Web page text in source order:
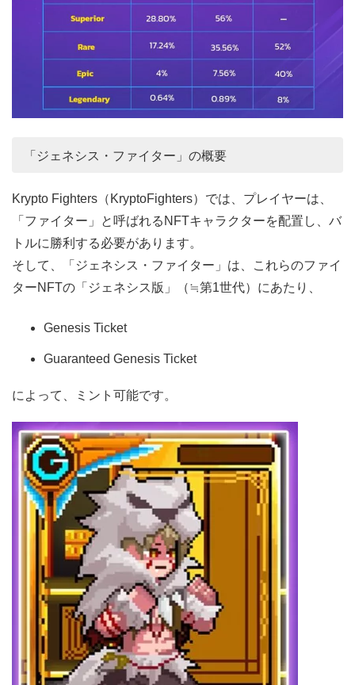
「ジェネシス・ファイター」の概要
Krypto Fighters（KryptoFighters）では、プレイヤーは、
「ファイター」と呼ばれるNFTキャラクターを配置し、バ
トルに勝利する必要があります。
そして、「ジェネシス・ファイター」は、これらのファイ
ターNFTの「ジェネシス版」（≒第1世代）にあたり、
Genesis Ticket
Guaranteed Genesis Ticket
によって、ミント可能です。